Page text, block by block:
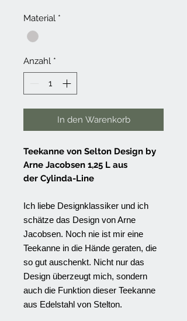
Material *
Anzahl *
In den Warenkorb
Teekanne von Selton Design by
Arne Jacobsen 1,25 L aus
der Cylinda-Line
Ich liebe Designklassiker und ich
schätze das Design von Arne
Jacobsen. Noch nie ist mir eine
Teekanne in die Hände geraten, die
so gut auschenkt. Nicht nur das
Design überzeugt mich, sondern
auch die Funktion dieser Teekanne
aus Edelstahl von Stelton.